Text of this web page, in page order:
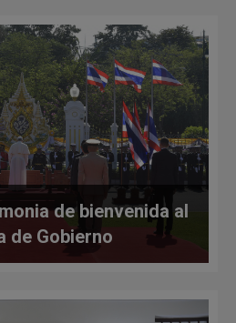
de bienvenida al
de Gobierno